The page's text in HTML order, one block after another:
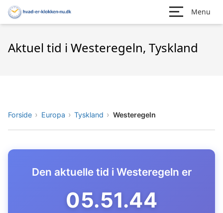
Menu
Aktuel tid i Westeregeln, Tyskland
Forside Europa Tyskland Westeregeln
Den aktuelle tid i Westeregeln er
05.51.45